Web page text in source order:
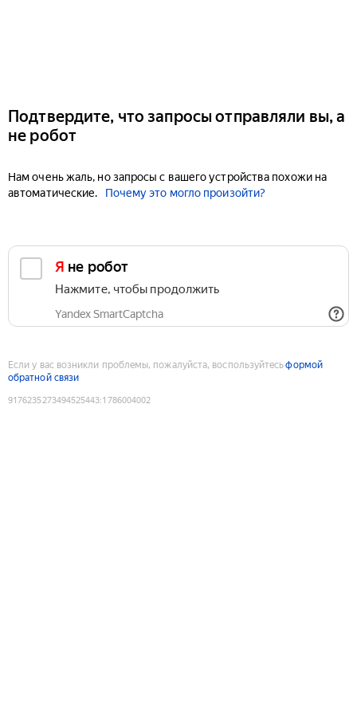
Подтвердите, что запросы отправляли вы, а
не робот
Нам очень жаль, но запросы с вашего устройства похожи на
автоматические.
Почему это могло произойти?
Я не робот
Нажмите, чтобы продолжить
Yandex SmartCaptcha
Если у вас возникли проблемы, пожалуйста, воспользуйтесьформой
обратной связи
9176235273494525443:1786004002